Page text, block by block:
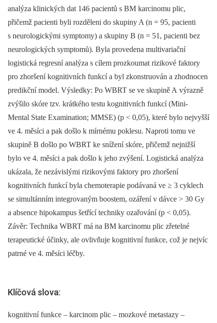
analýza klinických dat 146 pacientů s BM karcinomu plic,
přičemž pacienti byli rozděleni do skupiny A (n = 95, pacienti
s neurologickými symptomy) a skupiny B (n = 51, pacienti bez
neurologických symptomů). Byla provedena multivariační
logistická regresní analýza s cílem prozkoumat rizikové faktory
pro zhoršení kognitivních funkcí a byl zkonstruován a zhodnocen
predikční model. Výsledky: Po WBRT se ve skupině A výrazně
zvýšilo skóre tzv. krátkého testu kognitivních funkcí (Mini-
Mental State Examination; MMSE) (p < 0,05), které bylo nejvyšší
ve 4. měsíci a pak došlo k mírnému poklesu. Naproti tomu ve
skupině B došlo po WBRT ke snížení skóre, přičemž nejnižší
bylo ve 4. měsíci a pak došlo k jeho zvýšení. Logistická analýza
ukázala, že nezávislými rizikovými faktory pro zhoršení
kognitivních funkcí byla chemoterapie podávaná ve ≥ 3 cyklech
se simultánním integrovaným boostem, ozáření v dávce > 30 Gy
a absence hipokampus šetřící techniky ozařování (p < 0,05).
Závěr: Technika WBRT má na BM karcinomu plic zřetelné
terapeutické účinky, ale ovlivňuje kognitivní funkce, což je nejvíc
patrné ve 4. měsíci léčby.
Klíčová slova:
kognitivní funkce – karcinom plic – mozkové metastazy –